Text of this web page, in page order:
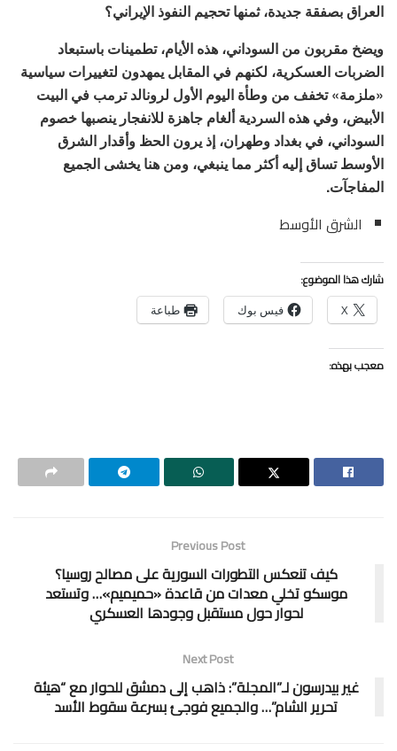
العراق بصفقة جديدة، ثمنها تحجيم النفوذ الإيراني؟
ويضخ مقربون من السوداني، هذه الأيام، تطمينات باستبعاد
الضربات العسكرية، لكنهم في المقابل يمهدون لتغييرات سياسية
«ملزمة» تخفف من وطأة اليوم الأول لرونالد ترمب في البيت
الأبيض، وفي هذه السردية ألغام جاهزة للانفجار ينصبها خصوم
السوداني، في بغداد وطهران، إذ يرون الحظ وأقدار الشرق
الأوسط تساق إليه أكثر مما ينبغي، ومن هنا يخشى الجميع
المفاجآت.
الشرق الأوسط
شارك هذا الموضوع:
X فيس بوك طباعة
معجب بهذه:
Previous Post
كيف تنعكس التطورات السورية على مصالح روسيا؟
موسكو تخلي معدات من قاعدة «حميميم»… وتستعد
لحوار حول مستقبل وجودها العسكري
Next Post
غير بيدرسون لـ”المجلة”: ذاهب إلى دمشق للحوار مع “هيئة
تحرير الشام”… والجميع فوجئ بسرعة سقوط الأسد